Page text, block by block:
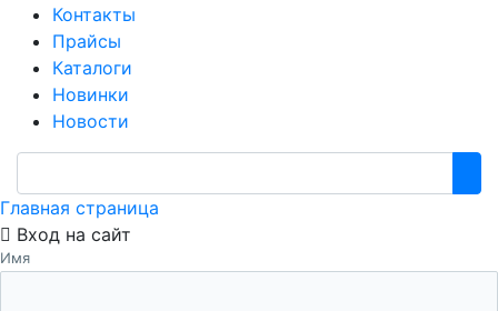
Контакты
Прайсы
Каталоги
Новинки
Новости
Главная страница
Вход на сайт
Имя